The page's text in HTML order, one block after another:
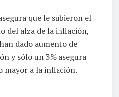
que le subieron el
del alza de la inflación,
dado aumento de
y sólo un 3% asegura
mayor a la inflación.